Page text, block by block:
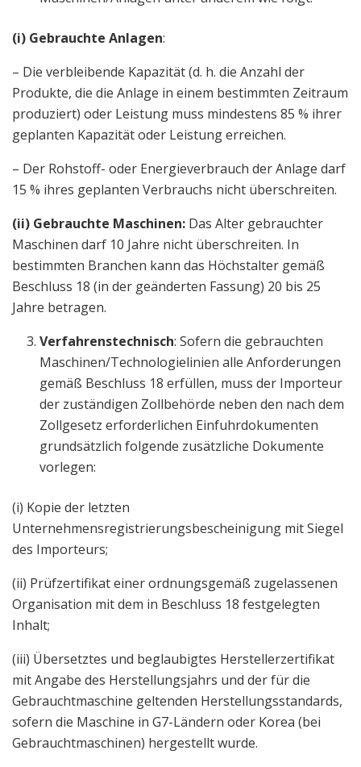
(i) Gebrauchte Anlagen:
– Die verbleibende Kapazität (d. h. die Anzahl der
Produkte, die die Anlage in einem bestimmten Zeitraum
produziert) oder Leistung muss mindestens 85 % ihrer
geplanten Kapazität oder Leistung erreichen.
– Der Rohstoff- oder Energieverbrauch der Anlage darf
15 % ihres geplanten Verbrauchs nicht überschreiten.
(ii) Gebrauchte Maschinen: Das Alter gebrauchter
Maschinen darf 10 Jahre nicht überschreiten. In
bestimmten Branchen kann das Höchstalter gemäß
Beschluss 18 (in der geänderten Fassung) 20 bis 25
Jahre betragen.
Verfahrenstechnisch: Sofern die gebrauchten
Maschinen/Technologielinien alle Anforderungen
gemäß Beschluss 18 erfüllen, muss der Importeur
der zuständigen Zollbehörde neben den nach dem
Zollgesetz erforderlichen Einfuhrdokumenten
grundsätzlich folgende zusätzliche Dokumente
vorlegen:
(i) Kopie der letzten
Unternehmensregistrierungsbescheinigung mit Siegel
des Importeurs;
(ii) Prüfzertifikat einer ordnungsgemäß zugelassenen
Organisation mit dem in Beschluss 18 festgelegten
Inhalt;
(iii) Übersetztes und beglaubigtes Herstellerzertifikat
mit Angabe des Herstellungsjahrs und der für die
Gebrauchtmaschine geltenden Herstellungsstandards,
sofern die Maschine in G7-Ländern oder Korea (bei
Gebrauchtmaschinen) hergestellt wurde.